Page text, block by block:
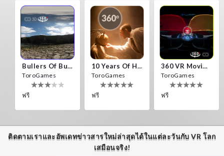
Bullers Of Buchan Aberdeen
ToroGames
ฟรี
10 Years Of Horror Nights
ToroGames
ฟรี
360 VR Movie Experience
ToroGames
ฟรี
ติดตามเราและอัพเดทข่าวสารใหม่ล่าสุดได้ในแต่ละวันกับ VR โลก
เสมือนจริง!